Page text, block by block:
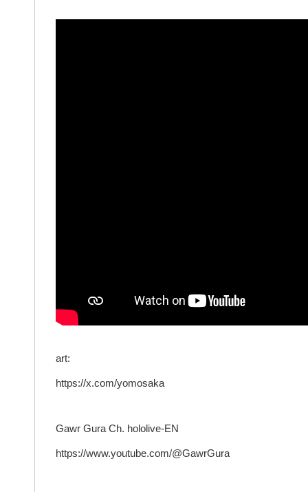
art:
https://x.com/yomosaka
Gawr Gura Ch. hololive-EN
https://www.youtube.com/@GawrGura